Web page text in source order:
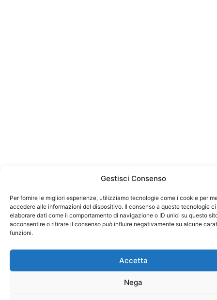
Gestisci Consenso
Per fornire le migliori esperienze, utilizziamo tecnologie come i cookie per
accedere alle informazioni del dispositivo. Il consenso a queste tecnologie
elaborare dati come il comportamento di navigazione o ID unici su questo
acconsentire o ritirare il consenso può influire negativamente su alcune
funzioni.
Accetta
Nega